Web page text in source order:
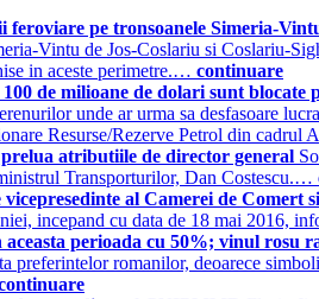
pe tronsoanele Simeria-
Vintu de Jos-Coslariu si Coslariu-
in aceste perimetre.… continuare
de milioane de dolari sunt blocate
unde ar urma sa desfasoare
Resurse/Rezerve Petrol din
atributiile de director general
Transporturilor, Dan Costescu.…
al Camerei de
incepand cu data de 18 mai 2016,
perioada cu 50%; vinul rosu
romanilor, deoarece